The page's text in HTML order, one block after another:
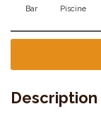
Bar Piscine
Description